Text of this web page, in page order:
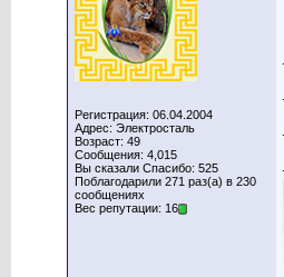
Регистрация: 06.04.2004
Адрес: Электросталь
Возраст: 49
Сообщения: 4,015
Вы сказали Спасибо: 525
Поблагодарили 271 раз(а) в 230
сообщениях
Вес репутации: 16